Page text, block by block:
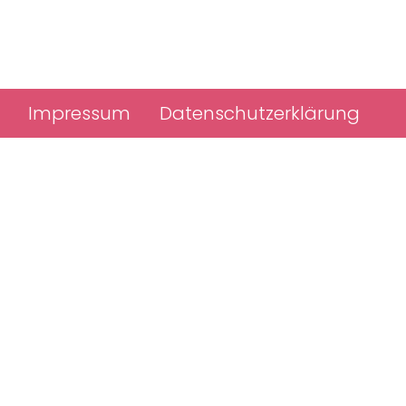
Impressum Datenschutzerklärung